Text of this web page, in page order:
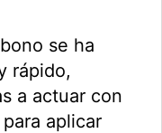
se ha
rápido,
a actuar con
aplicar